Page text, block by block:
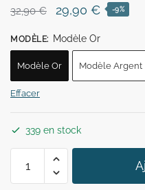
32,90€
Le
initial
était :
32,90 €.
29,90 €Le
est :
29,90
-9%
MODÈLE: Modèle Or
Modèle Or Modèle Argent
Effacer
339 en stock